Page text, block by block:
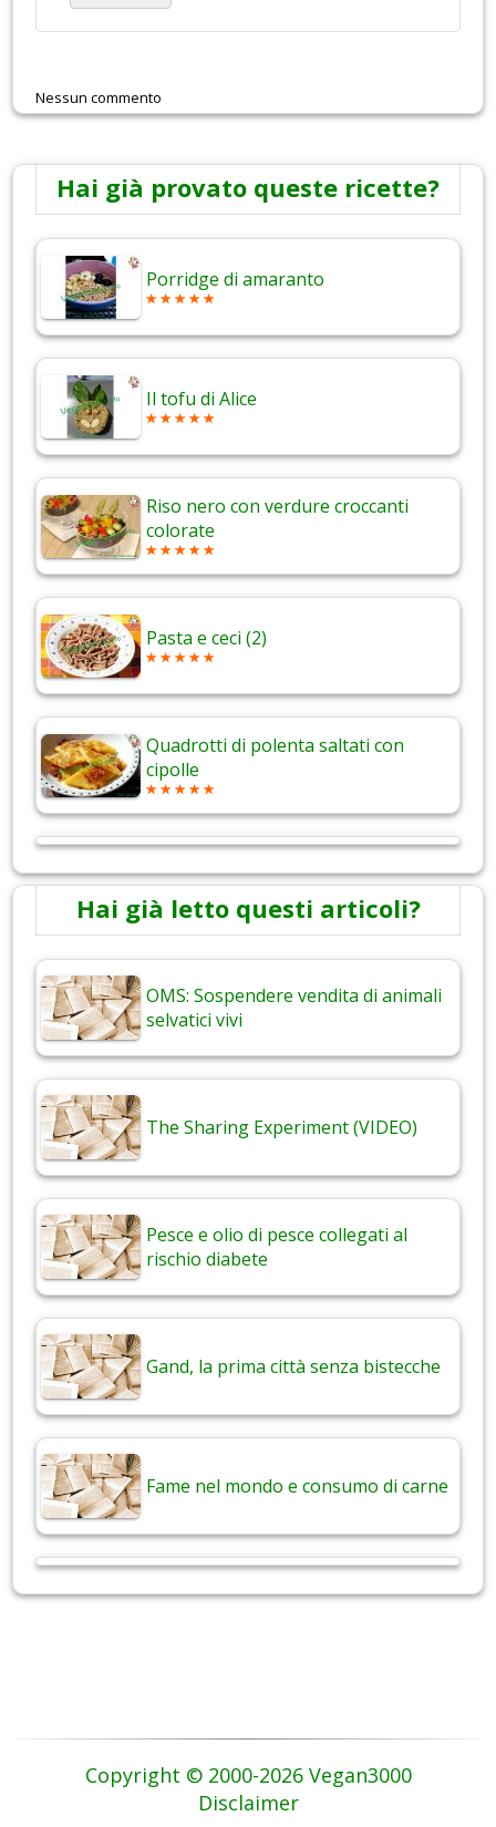
Nessun commento
Hai già provato queste ricette?
Porridge di amaranto
Il tofu di Alice
Riso nero con verdure croccanti
colorate
Pasta e ceci (2)
Quadrotti di polenta saltati con
cipolle
Hai già letto questi articoli?
OMS: Sospendere vendita di animali
selvatici vivi
The Sharing Experiment (VIDEO)
Pesce e olio di pesce collegati al
rischio diabete
Gand, la prima città senza bistecche
Fame nel mondo e consumo di carne
Copyright © 2000-2026 Vegan3000
Disclaimer